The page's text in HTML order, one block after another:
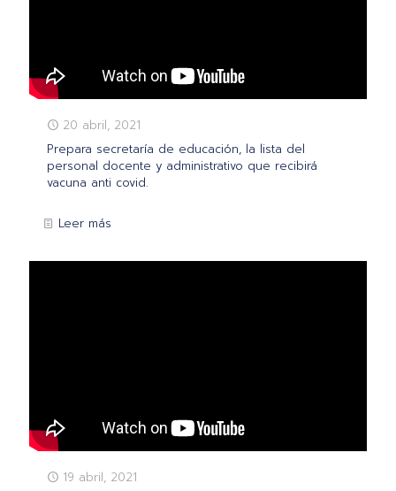
20 abril, 2021
Prepara secretaría de educación, la lista del
personal docente y administrativo que recibirá
vacuna anti covid.
Leer más
19 abril, 2021